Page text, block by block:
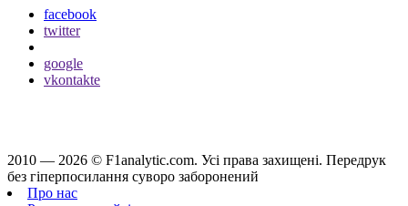
facebook
twitter
google
vkontakte
2010 — 2026 © F1analytic.com. Усi права захищенi. Передрук
без гіперпосилання суворо заборонений
Про нас